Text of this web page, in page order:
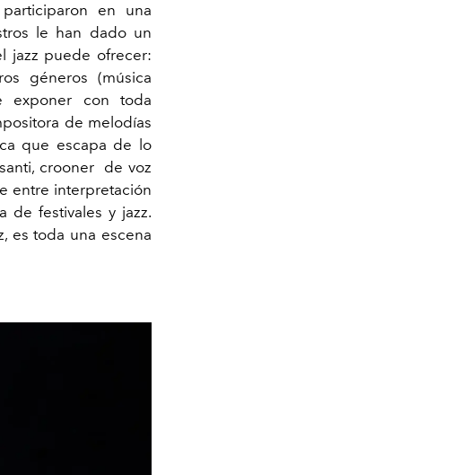
en una
le han dado un
jazz puede ofrecer:
géneros (música
exponer con toda
de melodías
que escapa de lo
crooner
de voz
entre interpretación
de festivales y jazz.
es toda una escena